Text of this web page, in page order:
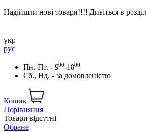
Надійшли нові товари!!!! Дивіться в
укр
рус
Пн.-Пт. - 900-1800
Сб., Нд. - за домовленістю
Кошик
Порівняння
Товари відсутні
Обране